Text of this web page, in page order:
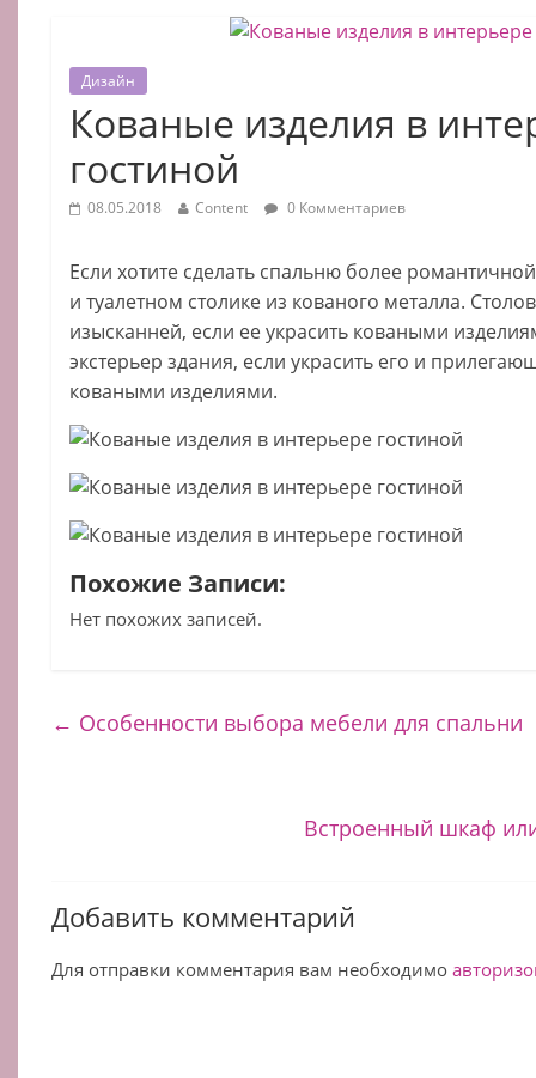
Дизайн
Кованые изделия в
гостиной
08.05.2018 Content 0 Комментариев
Если хотите сделать спальню более
и туалетном столике из кованого металла.
изысканней, если ее украсить коваными
экстерьер здания, если украсить его и
коваными изделиями.
Похожие Записи:
Нет похожих записей.
← Особенности выбора мебели для спальни
Встроенный шкаф
Добавить комментарий
Для отправки комментария вам необходимо